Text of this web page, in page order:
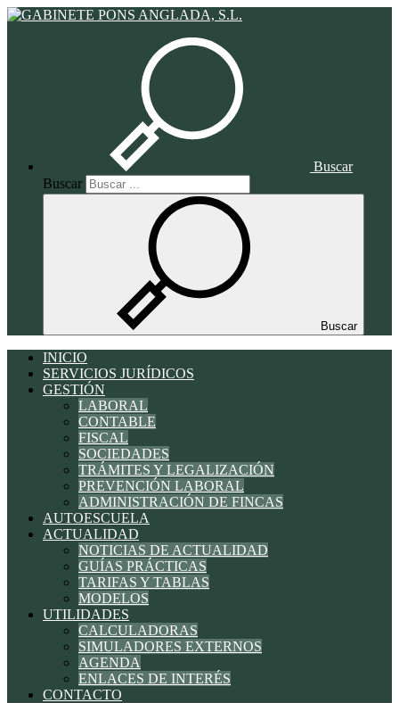
Buscar
Buscar
Buscar
INICIO
SERVICIOS JURÍDICOS
GESTIÓN
LABORAL
CONTABLE
FISCAL
SOCIEDADES
TRÁMITES Y LEGALIZACIÓN
PREVENCIÓN LABORAL
ADMINISTRACIÓN DE FINCAS
AUTOESCUELA
ACTUALIDAD
NOTICIAS DE ACTUALIDAD
GUÍAS PRÁCTICAS
TARIFAS Y TABLAS
MODELOS
UTILIDADES
CALCULADORAS
SIMULADORES EXTERNOS
AGENDA
ENLACES DE INTERÉS
CONTACTO